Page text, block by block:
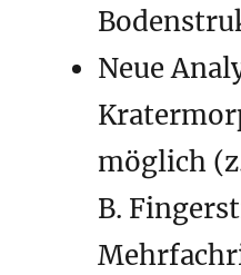
Neue
möglich
B.